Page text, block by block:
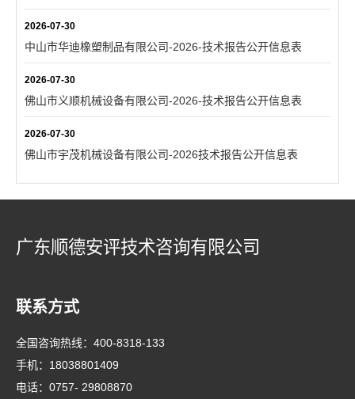
2026-07-30
中山市华迪橡塑制品有限公司-2026-技术报告公开信息表
2026-07-30
佛山市义顺机械设备有限公司-2026-技术报告公开信息表
2026-07-30
佛山市宇茂机械设备有限公司-2026技术报告公开信息表
广东顺德安评技术咨询有限公司
联系方式
全国咨询热线： 400-8318-133
手机： 18038801409
电话： 0757- 29808870